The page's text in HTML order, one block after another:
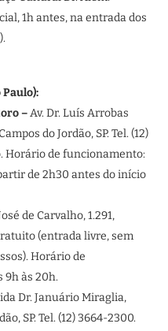
1h antes, na entrada dos
Paulo):
–Av. Dr. Luís Arrobas
do Jordão, SP. Tel. (12)
Horário de funcionamento:
de 2h30 antes do início
de Carvalho, 1.291,
(entrada livre, sem
Horário de
às 20h.
Dr. Januário Miraglia,
SP. Tel. (12) 3664-2300.